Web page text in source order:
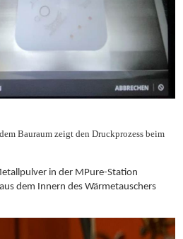
Bauraum zeigt den Druckprozess beim
in der MPure-Station
dem Innern des Wärmetauschers